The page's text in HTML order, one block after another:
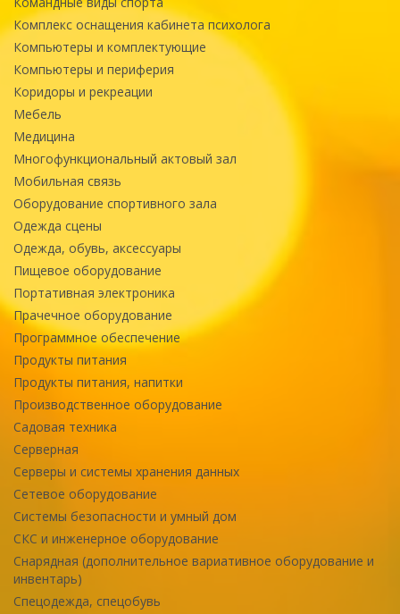
Комплекс оснащения кабинета психолога
Компьютеры и комплектующие
Компьютеры и периферия
Коридоры и рекреации
Мебель
Медицина
Многофункциональный актовый зал
Мобильная связь
Оборудование спортивного зала
Одежда сцены
Одежда, обувь, аксессуары
Пищевое оборудование
Портативная электроника
Прачечное оборудование
Программное обеспечение
Продукты питания
Продукты питания, напитки
Производственное оборудование
Садовая техника
Серверная
Серверы и системы хранения данных
Сетевое оборудование
Системы безопасности и умный дом
СКС и инженерное оборудование
Снарядная (дополнительное вариативное оборудование и
инвентарь)
Спецодежда, спецобувь